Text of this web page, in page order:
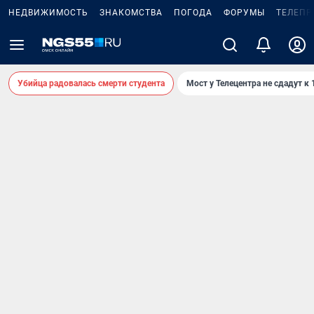
НЕДВИЖИМОСТЬ ЗНАКОМСТВА ПОГОДА ФОРУМЫ
Убийца радовалась смерти студента Мост у Телецентра не сдадут к